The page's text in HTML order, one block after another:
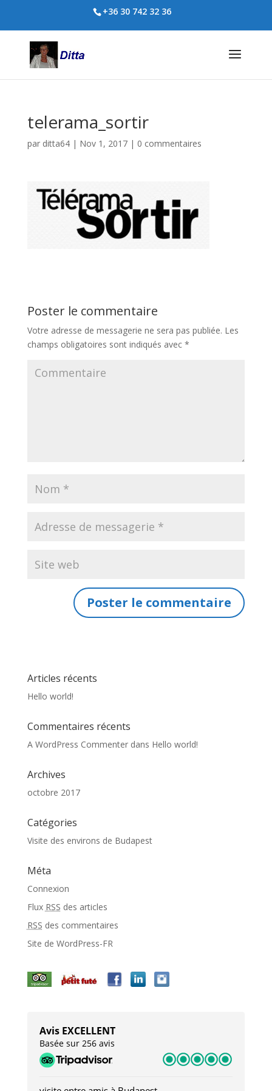
+36 30 742 32 36
telerama_sortir
par ditta64| Nov 1, 2017| 0 commentaires
Poster le commentaire
Votre adresse de messagerie ne sera pas publiée. Les
champs obligatoires sont indiqués avec *
Articles récents
Hello world!
Commentaires récents
A WordPress Commenterdans Hello world!
Archives
octobre 2017
Catégories
Visite des environs de Budapest
Méta
Connexion
Flux RSS des articles
RSS des commentaires
Site de WordPress-FR
Avis EXCELLENT
Basée sur 256 avis